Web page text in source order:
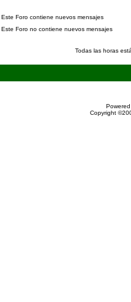
Este Foro contiene nuevos mensajes
Este Foro no contiene nuevos mensajes
Todas las horas
Copyright